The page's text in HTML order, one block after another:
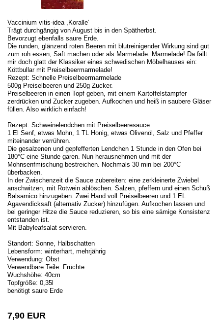
Vaccinium vitis-idea ,Koralle‘
Trägt durchgängig von August bis in den Spätherbst.
Bevorzugt ebenfalls saure Erde.
Die runden, glänzend roten Beeren mit blutreinigender Wirkung sind gut
zum roh essen, Saft machen oder als Marmelade. Marmelade! Da fällt
mir doch glatt der Klassiker eines schwedischen Möbelhauses ein:
Köttbullar mit Preiselbeermarmelade!
Rezept: Schnelle Preiselbeermarmelade
500g Preiselbeeren und 250g Zucker.
Preiselbeeren in einen Topf geben, mit einem Kartoffelstampfer
zerdrücken und Zucker zugeben. Aufkochen und heiß in saubere Gläser
füllen. Also wirklich einfach!
Rezept: Schweinelendchen mit Preiselbeeresauce
1 El Senf, etwas Mohn, 1 TL Honig, etwas Olivenöl, Salz und Pfeffer
miteinander verrühren.
Die gesalzenen und gepfefferten Lendchen 1 Stunde in den Ofen bei
180°C eine Stunde garen. Nun herausnehmen und mit der
Mohnsenfmischung bestreichen. Nochmals 30 min bei 200°C
überbacken.
In der Zwischenzeit die Sauce zubereiten: eine zerkleinerte Zwiebel
anschwitzen, mit Rotwein ablöschen. Salzen, pfeffern und einen Schuß
Balsamico hinzugeben. Zwei Hand voll Preiselbeeren und 1 EL
Agavendicksaft (alternativ Zucker) hinzufügen. Aufkochen lassen und
bei geringer Hitze die Sauce reduzieren, so bis eine sämige Konsistenz
entstanden ist.
Mit Babyleafsalat servieren.
Standort: Sonne, Halbschatten
Lebensform: winterhart, mehrjährig
Verwendung: Obst
Verwendbare Teile: Früchte
Wuchshöhe: 40cm
Topfgröße: 0,35l
benötigt saure Erde
7,90 EUR